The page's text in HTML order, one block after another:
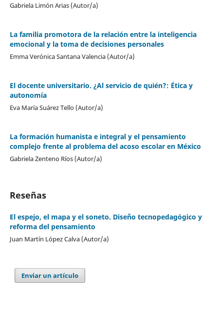
Gabriela Limón Arias (Autor/a)
La familia promotora de la relación entre la inteligencia
emocional y la toma de decisiones personales
Emma Verónica Santana Valencia (Autor/a)
El docente universitario. ¿Al servicio de quién?: Ética y
autonomía
Eva María Suárez Tello (Autor/a)
La formación humanista e integral y el pensamiento
complejo frente al problema del acoso escolar en México
Gabriela Zenteno Ríos (Autor/a)
Reseñas
El espejo, el mapa y el soneto. Diseño tecnopedagógico y
reforma del pensamiento
Juan Martín López Calva (Autor/a)
Enviar un artículo